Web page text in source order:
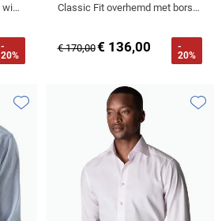
Contemporary fit overhemd wide collar lichtblauw
-
20%
Classic Fit overhemd met borstzak strijkvrij geruit lichtblauw
€ 170,00€ 136,00
-
20%
Toevoegen aan favorieten